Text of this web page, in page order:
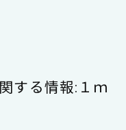
する情報:１ｍ